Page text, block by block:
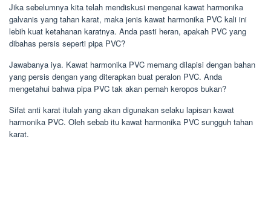
Jika sebelumnya kita telah mendiskusi mengenai kawat harmonika
galvanis yang tahan karat, maka jenis kawat harmonika PVC kali ini
lebih kuat ketahanan karatnya. Anda pasti heran, apakah PVC yang
dibahas persis seperti pipa PVC?
Jawabanya iya. Kawat harmonika PVC memang dilapisi dengan bahan
yang persis dengan yang diterapkan buat peralon PVC. Anda
mengetahui bahwa pipa PVC tak akan pernah keropos bukan?
Sifat anti karat itulah yang akan digunakan selaku lapisan kawat
harmonika PVC. Oleh sebab itu kawat harmonika PVC sungguh tahan
karat.